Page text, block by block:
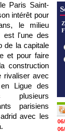
Paris Saint-
intérêt pour
le milieu
est l'une des
de la capitale
et pour faire
construction
rivaliser avec
Ligue des
plusieurs
parisiens
avec les